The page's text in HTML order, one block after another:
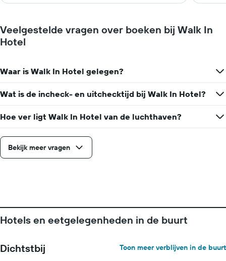
Veelgestelde vragen over boeken bij Walk In
Hotel
Waar is Walk In Hotel gelegen?
Wat is de incheck- en uitchecktijd bij Walk In Hotel?
Hoe ver ligt Walk In Hotel van de luchthaven?
Bekijk meer vragen
Hotels en eetgelegenheden in de buurt
Dichtstbij Toon meer verblijven in de buurt